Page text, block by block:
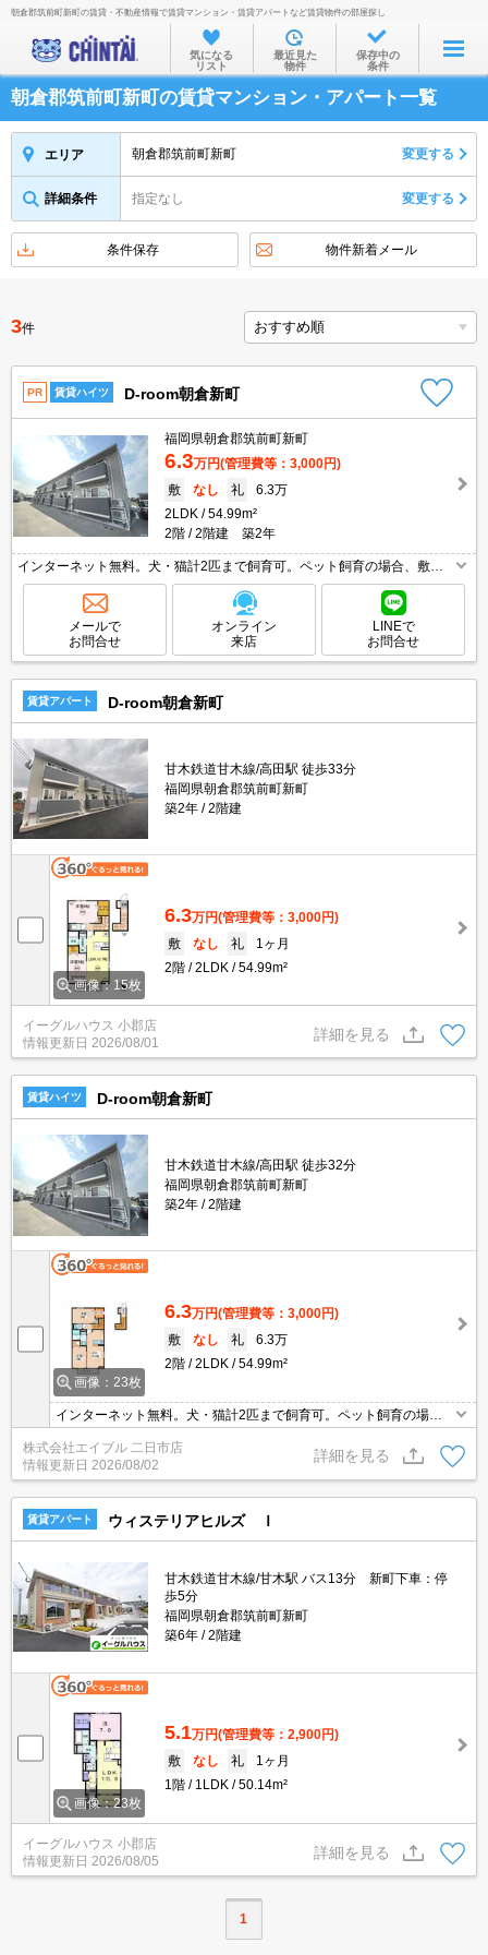
お部屋を探す
沿線・駅から
住所から
家賃相場から
物件特集から
不動産会社から
TOP
朝倉郡筑前町新町の賃貸・不動産情報で賃貸マンション・賃貸アパートなど賃貸物件の部屋探し
気になる
リスト
最近見た
物件
保存中の
条件
朝倉郡筑前町新町の賃貸マンション・アパート一覧
エリア 朝倉郡筑前町新町 変更する
詳細条件 指定なし 変更する
条件保存 物件新着メール
3件
PR 賃貸ハイツ D-room朝倉新町
福岡県朝倉郡筑前町新町
6.3万円(管理費等：3,000円)
敷
なし 礼
6.3万
2LDK
54.99m²
2階
2階建 築2年
インターネット無料。犬・猫計2匹まで飼育可。ペット飼育の場合、敷金1
ヵ月分増。
メールで
お問合せ
オンライン
来店
LINEで
お問合せ
賃貸アパート D-room朝倉新町
甘木鉄道甘木線/高田駅 徒歩33分
福岡県朝倉郡筑前町新町
築2年
2階建
画像：15枚
6.3万円(管理費等：3,000円)
敷
なし 礼
1ヶ月
2階
2LDK 54.99m²
イーグルハウス 小郡店
情報更新日 2026/08/01
詳細を見る
賃貸ハイツ D-room朝倉新町
甘木鉄道甘木線/高田駅 徒歩32分
福岡県朝倉郡筑前町新町
築2年
2階建
画像：23枚
6.3万円(管理費等：3,000円)
敷
なし 礼
6.3万
2階
2LDK 54.99m²
インターネット無料。犬・猫計2匹まで飼育可。ペット飼育の場
合、敷金1ヵ月分増。
株式会社エイブル 二日市店
情報更新日 2026/08/02
詳細を見る
賃貸アパート ウィステリアヒルズ Ｉ
甘木鉄道甘木線/甘木駅 バス13分 新町下車：停
歩5分
福岡県朝倉郡筑前町新町
築6年
2階建
画像：23枚
5.1万円(管理費等：2,900円)
敷
なし 礼
1ヶ月
1階
1LDK 50.14m²
イーグルハウス 小郡店
情報更新日 2026/08/05
詳細を見る
1